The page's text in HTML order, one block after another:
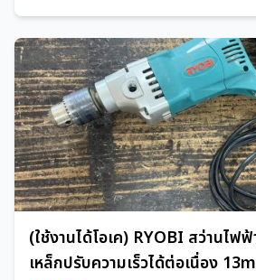
(ใช้งานได้โอเค) RYOBI สว่านไฟ
เหล็กปรับความเร็วได้ต่อเนื่อง